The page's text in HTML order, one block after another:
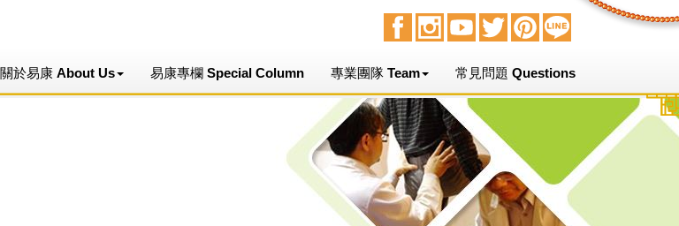
關於易康 About Us 易康專欄 Special Column 專業團隊 Team 常見問題 Questions